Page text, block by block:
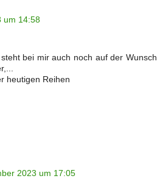
um 14:58
bei mir auch noch auf der
heutigen Reihen
2023 um 17:05